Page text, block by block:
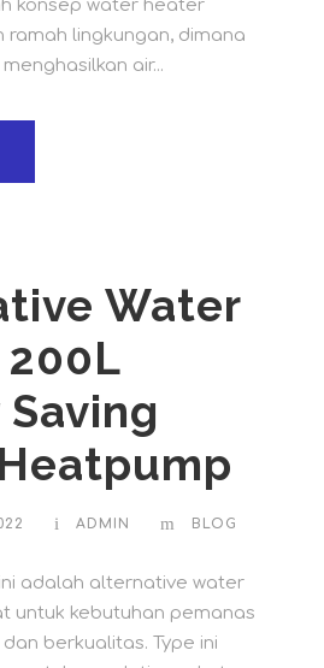
konsep water heater
ramah lingkungan, dimana
air...
Water
ADMIN BLOG
adalah alternative water
untuk kebutuhan pemanas
berkualitas. Type ini